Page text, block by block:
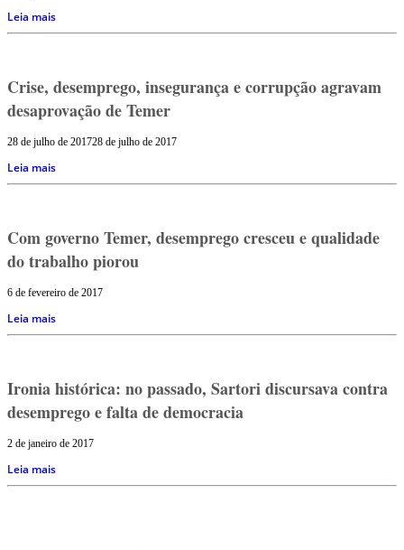
Leia mais
Crise, desemprego, insegurança e corrupção agravam
desaprovação de Temer
28 de julho de 201728 de julho de 2017
Leia mais
Com governo Temer, desemprego cresceu e qualidade
do trabalho piorou
6 de fevereiro de 2017
Leia mais
Ironia histórica: no passado, Sartori discursava contra
desemprego e falta de democracia
2 de janeiro de 2017
Leia mais